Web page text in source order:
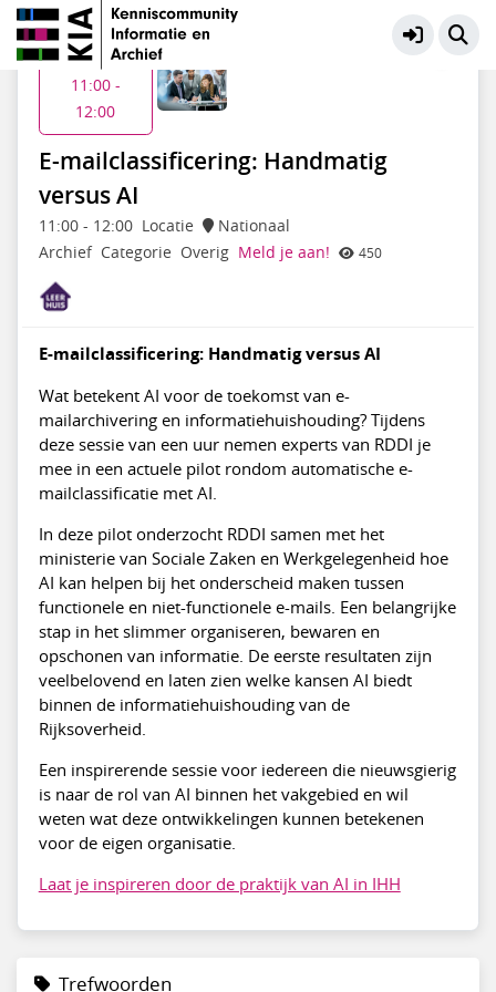
KIA Community Meer
E-mailclassificering: Handmatig
versus AI
11:00- 12:00 Locatie
Nationaal
Archief Categorie Overig Meld je aan! 450
Di 14 jul
11:00 -
12:00
E-mailclassificering: Handmatig versus AI
Wat betekent AI voor de toekomst van e-
mailarchivering en informatiehuishouding? Tijdens
deze sessie van een uur nemen experts van RDDI je
mee in een actuele pilot rondom automatische e-
mailclassificatie met AI.
In deze pilot onderzocht RDDI samen met het
ministerie van Sociale Zaken en Werkgelegenheid hoe
AI kan helpen bij het onderscheid maken tussen
functionele en niet-functionele e-mails. Een belangrijke
stap in het slimmer organiseren, bewaren en
opschonen van informatie. De eerste resultaten zijn
veelbelovend en laten zien welke kansen AI biedt
binnen de informatiehuishouding van de
Rijksoverheid.
Een inspirerende sessie voor iedereen die nieuwsgierig
is naar de rol van AI binnen het vakgebied en wil
weten wat deze ontwikkelingen kunnen betekenen
voor de eigen organisatie.
Laat je inspireren door de praktijk van AI in IHH
Trefwoorden